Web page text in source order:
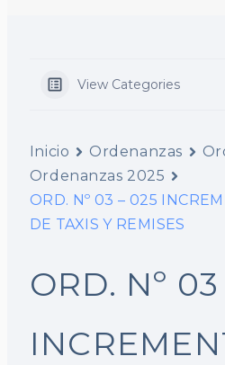
View Categories
Inicio Ordenanzas
Ordenanzas 2025
ORD. Nº 03 – 025
DE TAXIS Y REMISES
ORD. Nº